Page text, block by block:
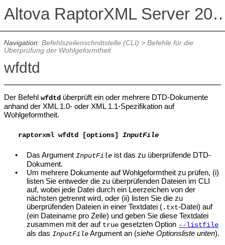
Altova
Navigation: Befehlszeilenschnittstelle (CLI) > Befehle für die
Überprüfung der Wohlgeformtheit
wfdtd
Der Befehl wfdtdüberprüft ein oder mehrere DTD-Dokumente
anhand der XML 1.0- oder XML 1.1-Spezifikation auf
Wohlgeformtheit.
raptorxml wfdtd [options]InputFile
• Das Argument InputFile ist das zu überprüfende DTD-
Dokument.
•
Um mehrere Dokumente auf Wohlgeformtheit zu prüfen, (i)
listen Sie entweder die zu überprüfenden Dateien im CLI
auf, wobei jede Datei durch ein Leerzeichen von der
nächsten getrennt wird, oder (ii) listen Sie die zu
überprüfenden Dateien in einer Textdatei ( .txt-Datei) auf
(ein Dateiname pro Zeile) und geben Sie diese Textdatei
zusammen mit der auf true gesetzten Option --listfile
als das InputFile Argument an (siehe Optionsliste unten).